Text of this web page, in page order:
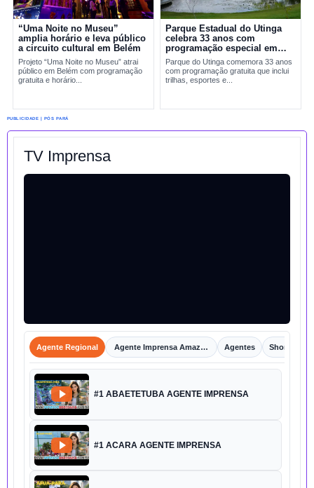
“Uma Noite no Museu”
amplia horário e leva público
a circuito cultural em Belém
Projeto “Uma Noite no Museu” atrai
público em Belém com programação
gratuita e horário...
Parque Estadual do Utinga
celebra 33 anos com
programação especial em
Belém
Parque do Utinga comemora 33 anos
com programação gratuita que inclui
trilhas, esportes e...
PUBLICIDADE | PÓS PARÁ
TV Imprensa
Agente Regional Agente Imprensa Amazônica Agentes Shorts
#1 ABAETETUBA AGENTE IMPRENSA
#1 ACARA AGENTE IMPRENSA